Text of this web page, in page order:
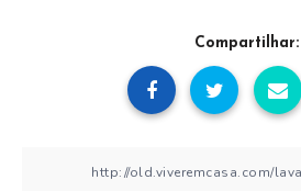
Compartilhar: